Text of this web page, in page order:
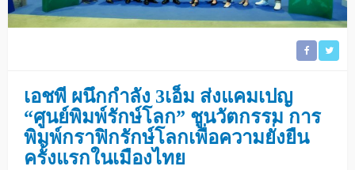
เอชพี ผนึกกำลัง 3เอ็ม ส่งแคมเปญ
“ศูนย์พิมพ์รักษ์โลก” ชูนวัตกรรม การ
พิมพ์กราฟิกรักษ์โลกเพื่อความยั่งยืน
ครั้งแรกในเมืองไทย